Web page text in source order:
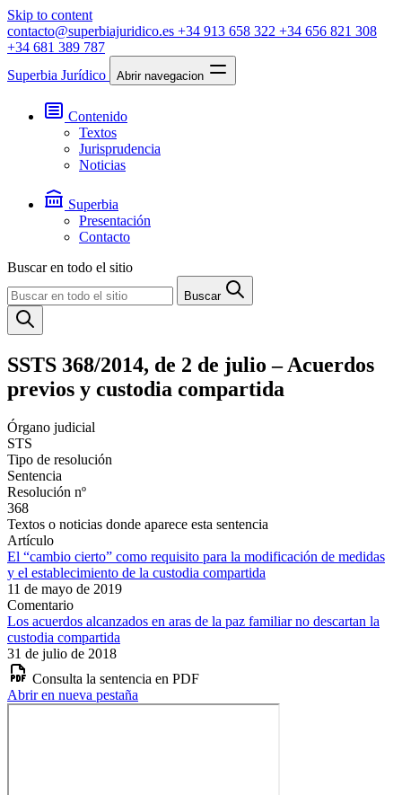
Skip to content
contacto@superbiajuridico.es +34 913 658 322 +34 656 821 308
+34 681 389 787
Superbia Jurídico
Abrir navegacion
Contenido
Textos
Jurisprudencia
Noticias
Superbia
Presentación
Contacto
Buscar en todo el sitio
Buscar
SSTS 368/2014, de 2 de julio – Acuerdos
previos y custodia compartida
Órgano judicial
STS
Tipo de resolución
Sentencia
Resolución nº
368
Textos o noticias donde aparece esta sentencia
Artículo
El “cambio cierto” como requisito para la modificación de medidas
y el establecimiento de la custodia compartida
11 de mayo de 2019
Comentario
Los acuerdos alcanzados en aras de la paz familiar no descartan la
custodia compartida
31 de julio de 2018
Consulta la sentencia en PDF
Abrir en nueva pestaña